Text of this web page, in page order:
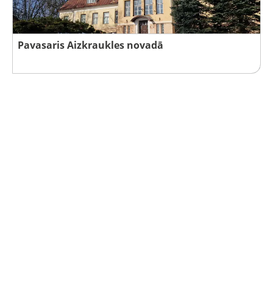
Pavasaris Aizkraukles novadā